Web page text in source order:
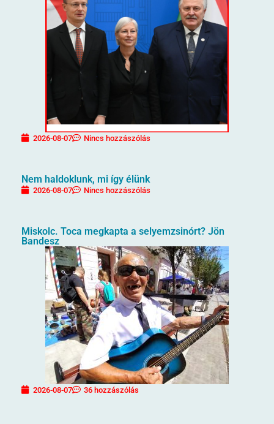
2026-08-07 Nincs hozzászólás
Nem haldoklunk, mi így élünk
2026-08-07 Nincs hozzászólás
Miskolc. Toca megkapta a selyemzsinórt? Jön
Bandesz
2026-08-07 36 hozzászólás